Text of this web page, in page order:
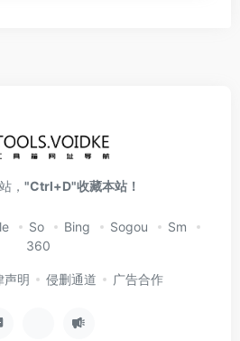
， "Ctrl+D"收藏本站！
So Bing Sogou
Sm
360
声明 侵删通道 广告合作